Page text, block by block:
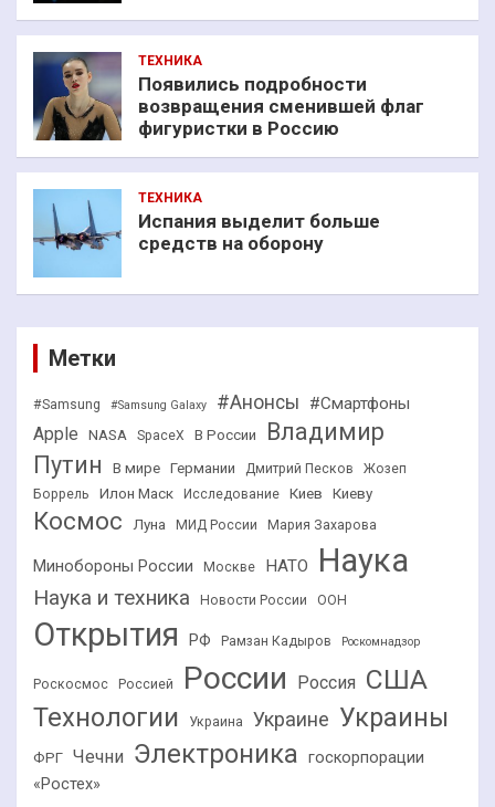
ТЕХНИКА
Появились подробности
возвращения сменившей флаг
фигуристки в Россию
ТЕХНИКА
Испания выделит больше
средств на оборону
Метки
#Samsung #Samsung Galaxy #Анонсы #Смартфоны
Apple NASA SpaceX В России
Владимир
Путин
В мире Германии Дмитрий Песков
Жозеп
Боррель
Илон Маск Исследование Киев Киеву
Космос Луна МИД России Мария Захарова
Минобороны России Москве НАТО Наука
Наука и техника Новости России ООН
Открытия РФ Рамзан Кадыров Роскомнадзор
Роскосмос Россией России Россия США
Технологии Украина Украине Украины
ФРГ Чечни Электроника госкорпорации
«Ростех»